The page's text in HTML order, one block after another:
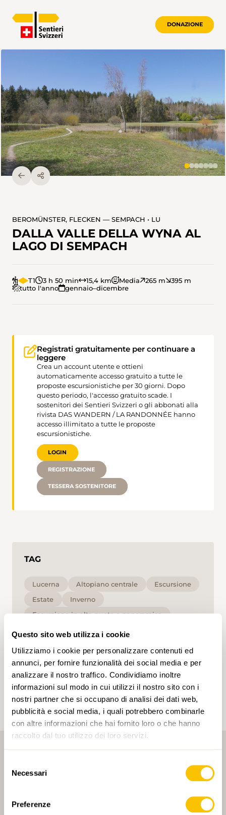
Questo sito web utilizza i cookie
Utilizziamo i cookie per personalizzare contenuti ed
annunci, per fornire funzionalità dei social media e per
analizzare il nostro traffico. Condividiamo inoltre
informazioni sul modo in cui utilizzi il nostro sito con i
nostri partner che si occupano di analisi dei dati web,
pubblicità e social media, i quali potrebbero combinarle
con altre informazioni che hai fornito loro o che hanno
raccolto dal tuo utilizzo dei loro servizi.
delNecessari
Preferenze
DONAZIONE
BEROMÜNSTER, FLECKEN — SEMPACH • LU
DALLA VALLE DELLA WYNA AL
LAGO DI SEMPACH
T1 3 h 50 min 15,4 km Media 265 m
395 m
tutto l'anno
gennaio–dicembre
Registrati gratuitamente per continuare a
leggere
Crea un account utente e ottieni
automaticamente accesso gratuito a tutte le
proposte escursionistiche per 30 giorni. Dopo
questo periodo, l'accesso gratuito scade. I
sostenitori dei Sentieri Svizzeri o gli abbonati alla
rivista DAS WANDERN / LA RANDONNÉE hanno
accesso illimitato a tutte le proposte
escursionistiche.
LOGIN
REGISTRAZIONE
TESSERA SOSTENITORE
TAG
Lucerna Altopiano centrale
Escursione
Estate
Inverno
Escursione in alta quota e panoramica
Cliccando su un tag, puoi aggiungerlo al tuo
account e ottenere contenuti personalizzati in base
ai tuoi interessi. I tag possono essere salvati solo in
un account.